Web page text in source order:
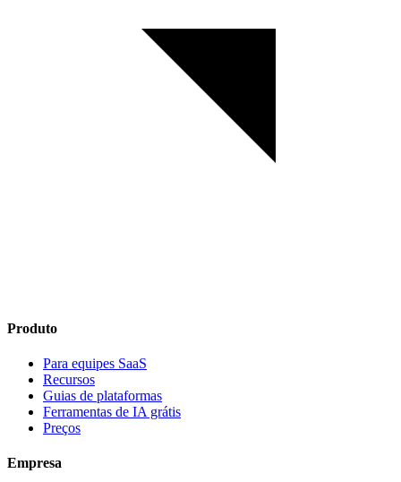
Produto
Para equipes SaaS
Recursos
Guias de plataformas
Ferramentas de IA grátis
Preços
Empresa